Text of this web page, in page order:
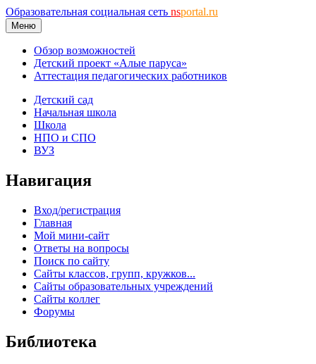
Образовательная социальная сеть nsportal.ru
Меню
Обзор возможностей
Детский проект «Алые паруса»
Аттестация педагогических работников
Детский сад
Начальная школа
Школа
НПО и СПО
ВУЗ
Навигация
Вход/регистрация
Главная
Мой мини-сайт
Ответы на вопросы
Поиск по сайту
Сайты классов, групп, кружков...
Сайты образовательных учреждений
Сайты коллег
Форумы
Библиотека